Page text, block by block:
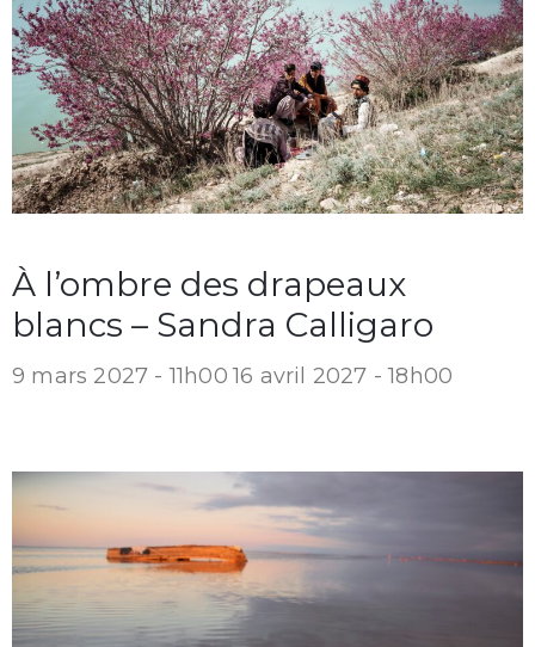
À l’ombre des drapeaux
blancs – Sandra Calligaro
9 mars 2027 - 11h00 16 avril 2027 - 18h00